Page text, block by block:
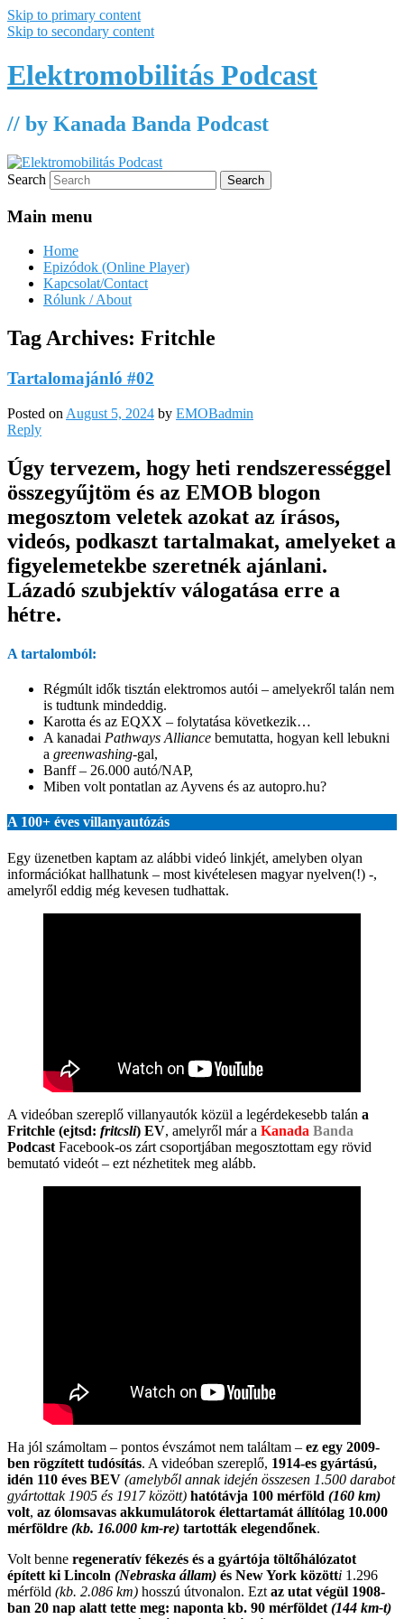
Skip to primary content
Skip to secondary content
Elektromobilitás Podcast
// by Kanada Banda Podcast
Search
Main menu
Home
Epizódok (Online Player)
Kapcsolat/Contact
Rólunk / About
Tag Archives: Fritchle
Tartalomajánló #02
Posted on August 5, 2024 by EMOBadmin
Reply
Úgy tervezem, hogy heti rendszerességgel
összegyűjtöm és az EMOB blogon
megosztom veletek azokat az írásos,
videós, podkaszt tartalmakat, amelyeket a
figyelemetekbe szeretnék ajánlani.
Lázadó szubjektív válogatása erre a
hétre.
A tartalomból:
Régmúlt idők tisztán elektromos autói – amelyekről talán nem
is tudtunk mindeddig.
Karotta és az EQXX – folytatása következik…
A kanadai Pathways Alliance bemutatta, hogyan kell lebukni
a greenwashing-gal,
Banff – 26.000 autó/NAP,
Miben volt pontatlan az Ayvens és az autopro.hu?
A 100+ éves villanyautózás
Egy üzenetben kaptam az alábbi videó linkjét, amelyben olyan
információkat hallhatunk – most kivételesen magyar nyelven(!) -,
amelyről eddig még kevesen tudhattak.
A videóban szereplő villanyautók közül a legérdekesebb talán a
Fritchle (ejtsd: fritcsli) EV, amelyről már a Kanada Banda
Podcast Facebook-os zárt csoportjában megosztottam egy rövid
bemutató videót – ezt nézhetitek meg alább.
Ha jól számoltam – pontos évszámot nem találtam – ez egy 2009-
ben rögzített tudósítás. A videóban szereplő, 1914-es gyártású,
idén 110 éves BEV (amelyből annak idején összesen 1.500 darabot
gyártottak 1905 és 1917 között) hatótávja 100 mérföld (160 km)
volt, az ólomsavas akkumulátorok élettartamát állítólag 10.000
mérföldre (kb. 16.000 km-re) tartották elegendőnek.
Volt benne regeneratív fékezés és a gyártója töltőhálózatot
épített ki Lincoln (Nebraska állam) és New York közötti 1.296
mérföld (kb. 2.086 km) hosszú útvonalon. Ezt az utat végül 1908-
ban 20 nap alatt tette meg: naponta kb. 90 mérföldet (144 km-t)